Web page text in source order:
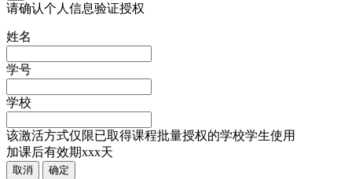
请确认个人信息验证授权
姓名
学号
学校
该激活方式仅限已取得课程批量授权的学校学生使用
加课后有效期xxx天
取消
确定